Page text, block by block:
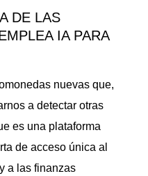
DE LAS
IA PARA
nuevas que,
a detectar otras
es una plataforma
de acceso única al
a las finanzas